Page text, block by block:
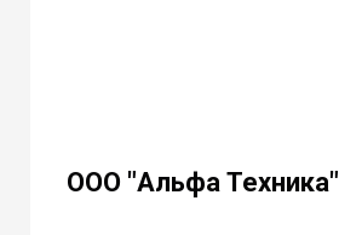
ООО "Альфа Техника"